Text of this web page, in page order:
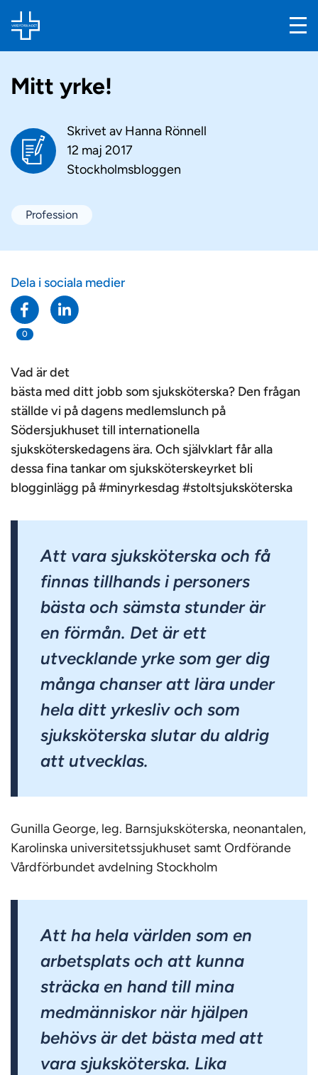
Mitt yrke!
Skrivet av Hanna Rönnell
12 maj 2017
Stockholmsbloggen
Profession
Dela i sociala medier
0
Vad är det
bästa med ditt jobb som sjuksköterska? Den frågan
ställde vi på dagens medlemslunch på
Södersjukhuset till internationella
sjuksköterskedagens ära. Och självklart får alla
dessa fina tankar om sjuksköterskeyrket bli
blogginlägg på #minyrkesdag #stoltsjuksköterska
Att vara sjuksköterska och få
finnas tillhands i personers
bästa och sämsta stunder är
en förmån. Det är ett
utvecklande yrke som ger dig
många chanser att lära under
hela ditt yrkesliv och som
sjuksköterska slutar du aldrig
att utvecklas.
Gunilla George, leg. Barnsjuksköterska, neonantalen,
Karolinska universitetssjukhuset samt Ordförande
Vårdförbundet avdelning Stockholm
Att ha hela världen som en
arbetsplats och att kunna
sträcka en hand till mina
medmänniskor när hjälpen
behövs är det bästa med att
vara sjuksköterska. Lika